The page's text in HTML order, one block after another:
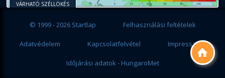

VÁRHATÓ SZÉLLÖKÉS
© 1999 - 2026 Startlap Felhasználási feltételek
Adatvédelem Kapcsolatfelvétel Impresszum
Időjárási adatok - HungaroMet